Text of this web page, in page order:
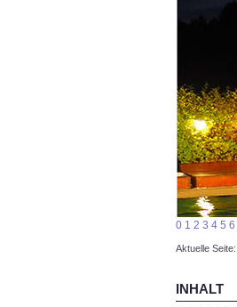
0 1 2 3 4 5 6
Aktuelle Seite:
INHALT